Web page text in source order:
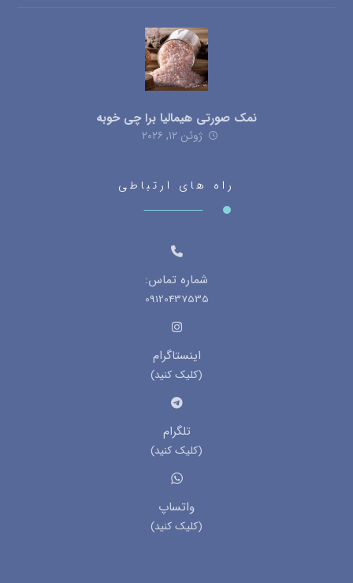
نمک صورتی هیمالیا برا چی خوبه
ژوئن ۱۲, ۲۰۲۶
راه های ارتباطی
شماره تماس:
09120437535
اینستاگرام
(کلیک کنید)
تلگرام
(کلیک کنید)
واتساپ
(کلیک کنید)